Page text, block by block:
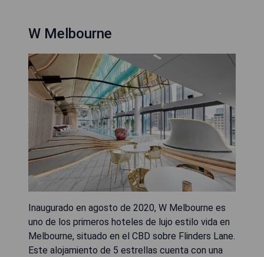
W Melbourne
Inaugurado en agosto de 2020, W Melbourne es
uno de los primeros hoteles de lujo estilo vida en
Melbourne, situado en el CBD sobre Flinders Lane.
Este alojamiento de 5 estrellas cuenta con una